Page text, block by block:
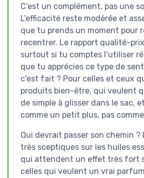
C’est un complément, pas une
L’efficacité reste modérée et
que tu prends un moment pour
recentrer. Le rapport qualité-
surtout si tu comptes l’utiliser
que tu apprécies ce type de
c’est fait ? Pour celles et ceux
produits bien-être, qui veulent
de simple à glisser dans le sac,
comme un petit plus, pas
Qui devrait passer son chemin ?
très sceptiques sur les huiles
qui attendent un effet très fort
celles qui veulent un vrai